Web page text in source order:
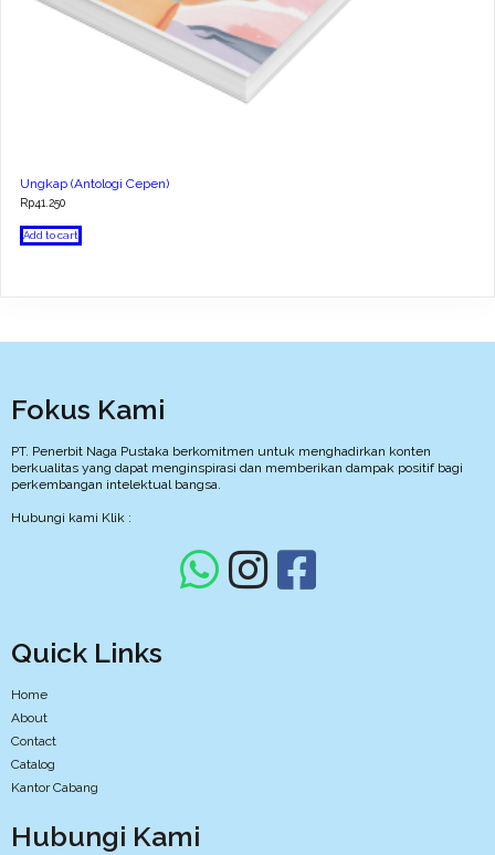
Ungkap (Antologi Cepen)
Rp41.250
Add to cart
Fokus Kami
PT. Penerbit Naga Pustaka berkomitmen untuk menghadirkan konten
berkualitas yang dapat menginspirasi dan memberikan dampak positif bagi
perkembangan intelektual bangsa.
Hubungi kami Klik :
Quick Links
Home
About
Contact
Catalog
Kantor Cabang
Hubungi Kami